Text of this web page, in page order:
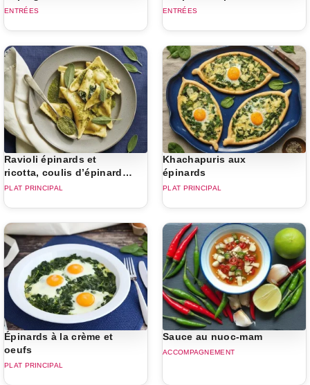
ENTRÉES ENTRÉES
Ravioli épinards et
ricotta, coulis d’épinard
et huile de sauge
PLAT PRINCIPAL
Khachapuris aux
épinards
PLAT PRINCIPAL
Épinards à la crème et
oeufs
PLAT PRINCIPAL
Sauce au nuoc-mam
ACCOMPAGNEMENT